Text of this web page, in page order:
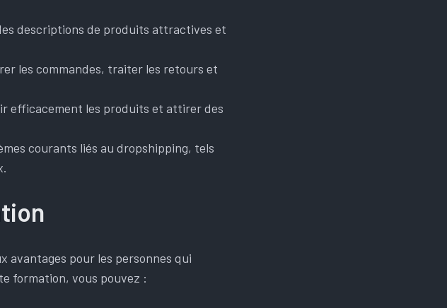
descriptions de produits attractives et
les commandes, traiter les retours et
efficacement les produits et attirer des
courants liés au dropshipping, tels
avantages pour les personnes qui
formation, vous pouvez :